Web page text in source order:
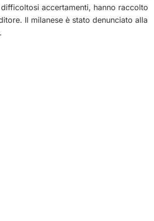
accertamenti, hanno raccolto
Il milanese è stato denunciato alla